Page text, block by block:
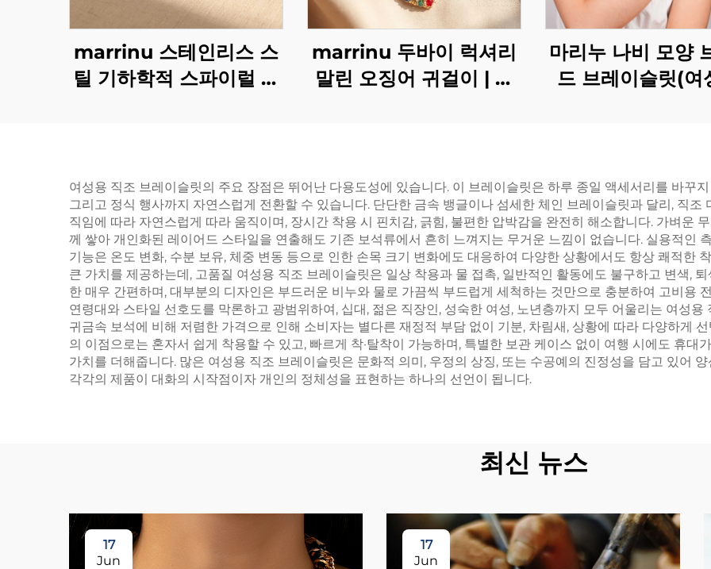
marrinu 스테인리스 스
틸 기하학적 스파이럴 터
marrinu 두바이 럭셔리
말린 오징어 귀걸이 | 사
마리누 나비 모양
드 브레이슬릿(여
여성용 직조 브레이슬릿의 주요 장점은 뛰어난 다용도성에 있습니다. 이 브레이슬릿은 하루 종일 액세서리를 바꾸
그리고 정식 행사까지 자연스럽게 전환할 수 있습니다. 단단한 금속 뱅글이나 섬세한 체인 브레이슬릿과 달리, 직
직임에 따라 자연스럽게 따라 움직이며, 장시간 착용 시 핀치감, 긁힘, 불편한 압박감을 완전히 해소합니다. 가벼운
께 쌓아 개인화된 레이어드 스타일을 연출해도 기존 보석류에서 흔히 느껴지는 무거운 느낌이 없습니다. 실용적인
기능은 온도 변화, 수분 보유, 체중 변동 등으로 인한 손목 크기 변화에도 대응하여 다양한 상황에서도 항상 쾌적한
큰 가치를 제공하는데, 고품질 여성용 직조 브레이슬릿은 일상 착용과 물 접촉, 일반적인 활동에도 불구하고 변색,
한 매우 간편하며, 대부분의 디자인은 부드러운 비누와 물로 가끔씩 부드럽게 세척하는 것만으로 충분하여 고비용
연령대와 스타일 선호도를 막론하고 광범위하여, 십대, 젊은 직장인, 성숙한 여성, 노년층까지 모두 어울리는 여성
귀금속 보석에 비해 저렴한 가격으로 인해 소비자는 별다른 재정적 부담 없이 기분, 차림새, 상황에 따라 다양하게
의 이점으로는 혼자서 쉽게 착용할 수 있고, 빠르게 착·탈착이 가능하며, 특별한 보관 케이스 없이 여행 시에도 휴대
가치를 더해줍니다. 많은 여성용 직조 브레이슬릿은 문화적 의미, 우정의 상징, 또는 수공예의 진정성을 담고 있어
각각의 제품이 대화의 시작점이자 개인의 정체성을 표현하는 하나의 선언이 됩니다.
최신 뉴스
17
Jun
17
Jun